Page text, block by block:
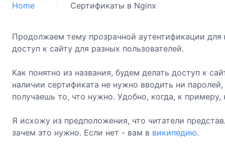
Home Сертификаты в Nginx
Продолжаем тему прозрачной аутентификации для
доступ к сайту для разных пользователей.
Как понятно из названия, будем делать доступ к
наличии сертификата не нужно вводить ни
получаешь то, что нужно. Удобно, когда, к
Я исхожу из предположения, что читатели
зачем это нужно. Если нет - вам в википедию.